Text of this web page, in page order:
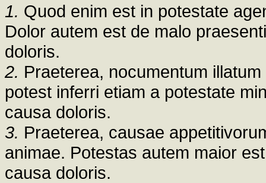
1. Quod enim est in potestate
Dolor autem est de malo
doloris.
2. Praeterea, nocumentum
potest inferri etiam a potestate
causa doloris.
3. Praeterea, causae
animae. Potestas autem maior
causa doloris.